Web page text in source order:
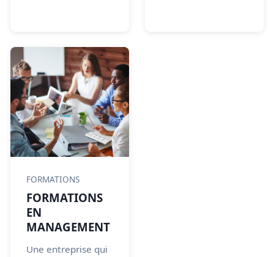
FORMATIONS
FORMATIONS
EN
MANAGEMENT
Une entreprise qui